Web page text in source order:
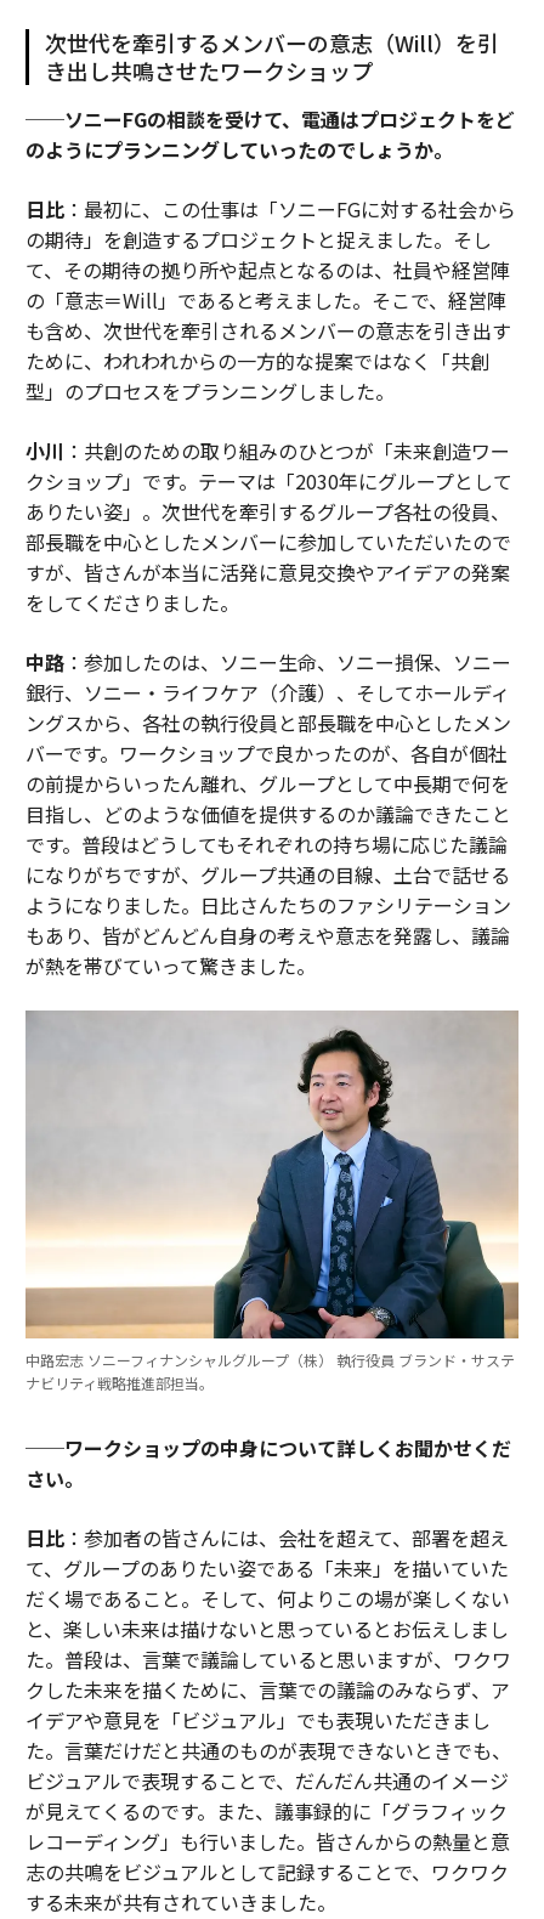
次世代を牽引するメンバーの意志（Will）を引
き出し共鳴させたワークショップ
──ソニーFGの相談を受けて、電通はプロジェクトをど
のようにプランニングしていったのでしょうか。
日比：最初に、この仕事は「ソニーFGに対する社会から
の期待」を創造するプロジェクトと捉えました。そし
て、その期待の拠り所や起点となるのは、社員や経営陣
の「意志＝Will」であると考えました。そこで、経営陣
も含め、次世代を牽引されるメンバーの意志を引き出す
ために、われわれからの一方的な提案ではなく「共創
型」のプロセスをプランニングしました。
小川 ：共創のための取り組みのひとつが「未来創造ワー
クショップ」です。テーマは「2030年にグループとして
ありたい姿」。次世代を牽引するグループ各社の役員、
部長職を中心としたメンバーに参加していただいたので
すが、皆さんが本当に活発に意見交換やアイデアの発案
をしてくださりました。
中路：参加したのは、ソニー生命、ソニー損保、ソニー
銀行、ソニー・ライフケア（介護）、そしてホールディ
ングスから、各社の執行役員と部長職を中心としたメン
バーです。ワークショップで良かったのが、各自が個社
の前提からいったん離れ、グループとして中長期で何を
目指し、どのような価値を提供するのか議論できたこと
です。普段はどうしてもそれぞれの持ち場に応じた議論
になりがちですが、グループ共通の目線、土台で話せる
ようになりました。日比さんたちのファシリテーション
もあり、皆がどんどん自身の考えや意志を発露し、議論
が熱を帯びていって驚きました。
中路宏志 ソニーフィナンシャルグループ（株） 執行役員 ブランド・サステ
ナビリティ戦略推進部担当。
──ワークショップの中身について詳しくお聞かせくだ
さい。
日比：参加者の皆さんには、会社を超えて、部署を超え
て、グループのありたい姿である「未来」を描いていた
だく場であること。そして、何よりこの場が楽しくない
と、楽しい未来は描けないと思っているとお伝えしまし
た。普段は、言葉で議論していると思いますが、ワクワ
クした未来を描くために、言葉での議論のみならず、ア
イデアや意見を「ビジュアル」でも表現いただきまし
た。言葉だけだと共通のものが表現できないときでも、
ビジュアルで表現することで、だんだん共通のイメージ
が見えてくるのです。また、議事録的に「グラフィック
レコーディング」も行いました。皆さんからの熱量と意
志の共鳴をビジュアルとして記録することで、ワクワク
する未来が共有されていきました。